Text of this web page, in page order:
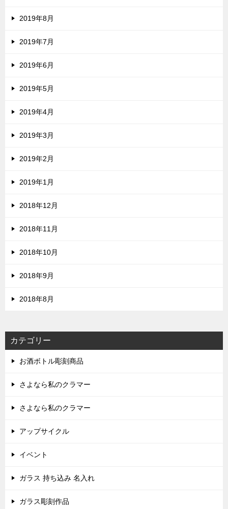
2019年8月
2019年7月
2019年6月
2019年5月
2019年4月
2019年3月
2019年2月
2019年1月
2018年12月
2018年11月
2018年10月
2018年9月
2018年8月
カテゴリー
お酒ボトル彫刻商品
さよなら私のクラマー
さよなら私のクラマー
アップサイクル
イベント
ガラス 持ち込み 名入れ
ガラス彫刻作品